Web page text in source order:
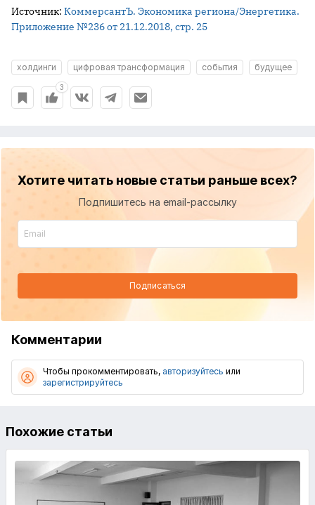
Источник: КоммерсантЪ. Экономика региона/Энергетика.
Приложение №236 от 21.12.2018, стр. 25
холдинги цифровая трансформация события будущее
3
Хотите читать новые статьи раньше всех?
Подпишитесь на email-рассылку
Подписаться
Комментарии
Чтобы прокомментировать, авторизуйтесь или
зарегистрируйтесь
Похожие статьи